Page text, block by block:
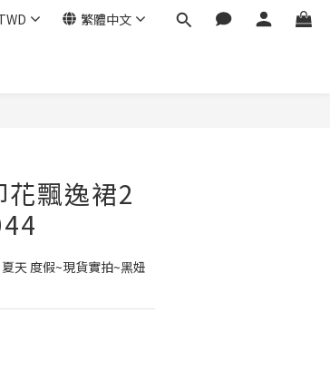
繁體中文
飄逸裙2
天 度假~現貨實拍~黑妞